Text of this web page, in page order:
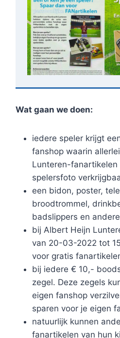
Wat gaan we doen:
iedere speler krijgt
fanshop waarin
Lunteren-fanartikelen
spelersfoto
een bidon, poster,
broodtrommel,
badslippers en
bij Albert Heijn
van 20-03-2022 tot
voor gratis
bij iedere € 10,-
zegel. Deze zegels
eigen fanshop
sparen voor je eigen
natuurlijk kunnen
fanartikelen van hun